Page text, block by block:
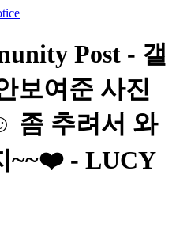
Post - 갤
보여준 사진
좀 추려서 와
~~❤️ - LUCY